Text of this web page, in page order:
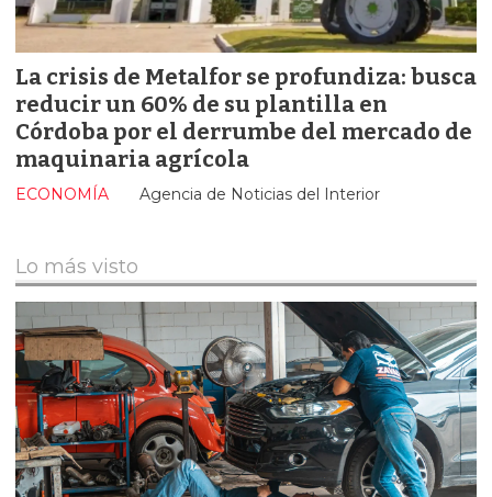
La crisis de Metalfor se profundiza: busca
reducir un 60% de su plantilla en
Córdoba por el derrumbe del mercado de
maquinaria agrícola
Agencia de Noticias del Interior
ECONOMÍA
Lo más visto